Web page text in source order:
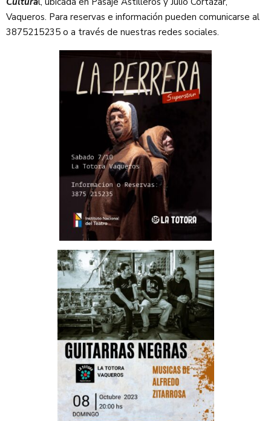
Vaqueros. Para reservas e información pueden comunicarse al
3875215235 o a través de nuestras redes sociales.